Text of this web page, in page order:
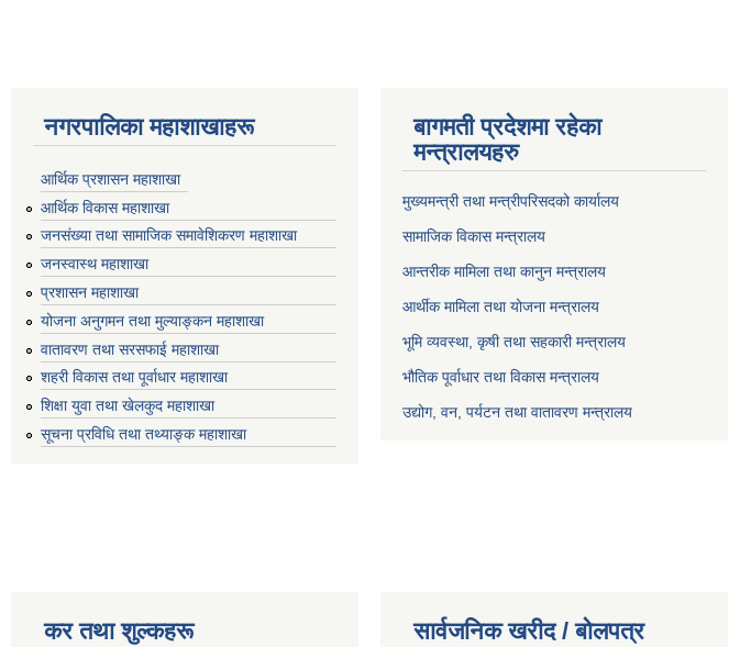
नगरपालिका महाशाखाहरू
आर्थिक प्रशासन महाशाखा
आर्थिक विकास महाशाखा
जनसंख्या तथा सामाजिक समावेशिकरण महाशाखा
जनस्वास्थ महाशाखा
प्रशासन महाशाखा
योजना अनुगमन तथा मुल्याङ्कन महाशाखा
वातावरण तथा सरसफाई महाशाखा
शहरी विकास तथा पूर्वाधार महाशाखा
शिक्षा युवा तथा खेलकुद महाशाखा
सूचना प्रविधि तथा तथ्याङ्क महाशाखा
बागमती प्रदेशमा रहेका
मन्त्रालयहरु
मुख्यमन्त्री तथा मन्त्रीपरिसदको कार्यालय
सामाजिक विकास मन्त्रालय
आन्तरीक मामिला तथा कानुन मन्त्रालय
आर्थीक मामिला तथा योजना मन्त्रालय
भूमि व्यवस्था, कृषी तथा सहकारी मन्त्रालय
भौतिक पूर्वाधार तथा विकास मन्त्रालय
उद्योग, वन, पर्यटन तथा वातावरण मन्त्रालय
कर तथा शुल्कहरू
सार्वजनिक खरीद / बोलपत्र